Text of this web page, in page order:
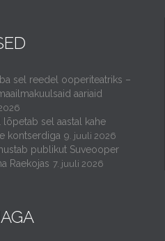
sel reedel ooperiteatriks –
aariaid
lõpetab sel aastal kahe
kontserdiga 9. juuli 2026
publikut Suveooper
Raekojas 7. juuli 2026